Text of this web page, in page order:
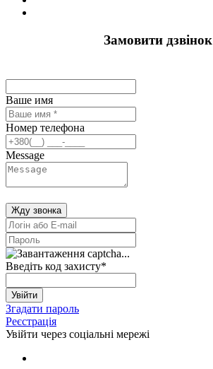
Замовити дзвінок
Ваше имя
Номер телефона
Message
Жду звонка
Введіть код захисту*
Увійти
Згадати пароль
Реєстрація
Увійти через соціальні мережі